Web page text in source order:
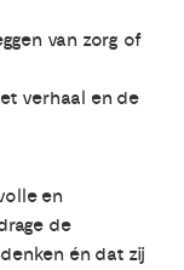
van zorg of
verhaal en de
en
de
én dat zij